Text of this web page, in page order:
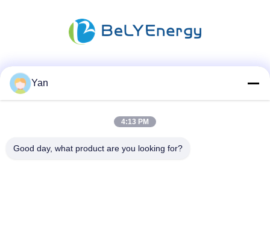
Yan
4:13 PM
Good day, what product are you looking for?